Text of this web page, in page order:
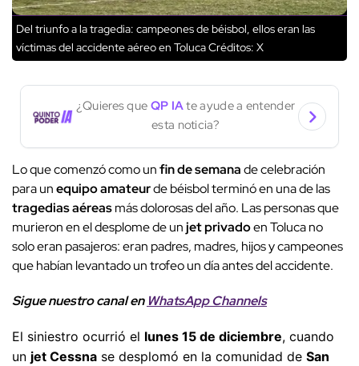
Del triunfo a la tragedia: campeones de béisbol, ellos eran las
víctimas del accidente aéreo en TolucaCréditos: X
¿Quieres que QP IAte ayude a entender
esta noticia?
Lo que comenzó como unfin de semanade celebración
para unequipo amateurde béisbol terminó en una de las
tragedias aéreasmás dolorosas del año. Las personas que
murieron en el desplome de unjet privadoen Toluca no
solo eran pasajeros: eran padres, madres, hijos y campeones
que habían levantado un trofeo un día antes del accidente.
Sigue nuestro canal en WhatsApp Channels
El siniestro ocurrió el lunes 15 de diciembre, cuando
un jet Cessna se desplomó en la comunidad de San